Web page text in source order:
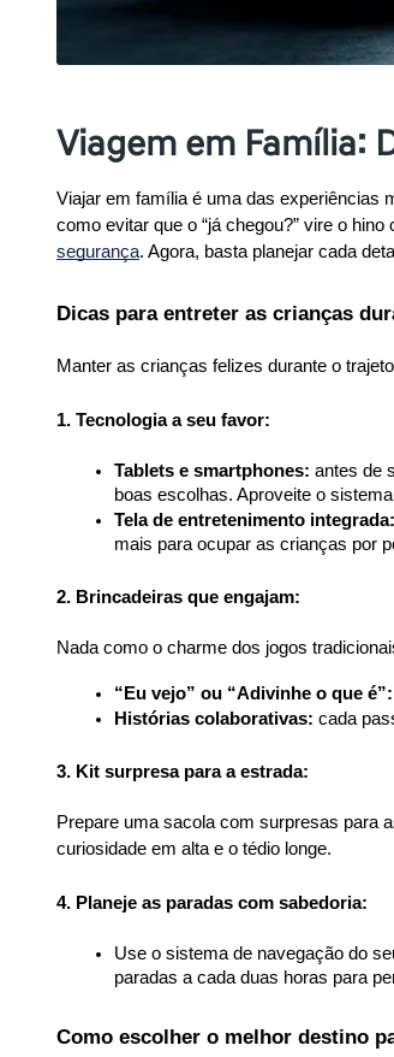
Viagem em Família:
Viajar em família é uma das experiências
como evitar que o “já chegou?” vire o
segurança. Agora, basta planejar cada
Dicas para entreter as crianças
Manter as crianças felizes durante o
1. Tecnologia a seu favor:
Tablets e smartphones: antes de
boas escolhas. Aproveite o sistema
Tela de entretenimento integrada:
mais para ocupar as crianças por
2. Brincadeiras que engajam:
Nada como o charme dos jogos
“Eu vejo” ou “Adivinhe o que é”:
Histórias colaborativas: cada
3. Kit surpresa para a estrada:
Prepare uma sacola com surpresas para
curiosidade em alta e o tédio longe.
4. Planeje as paradas com sabedoria:
Use o sistema de navegação do
paradas a cada duas horas para
Como escolher o melhor destino